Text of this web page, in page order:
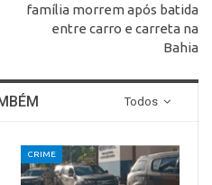
família morrem após batida
entre carro e carreta na
Bahia
Todos
CRIME